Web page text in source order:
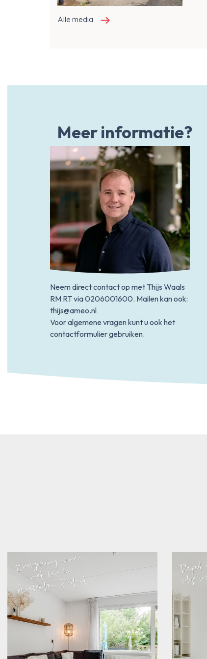
Alle media
Meer informatie?
Neem direct contact op met Thijs Waals
RM RT via0206001600. Mailen kan ook:
thijs@ameo.nl
Voor algemene vragen kunt u ook het
contactformulier gebruiken.